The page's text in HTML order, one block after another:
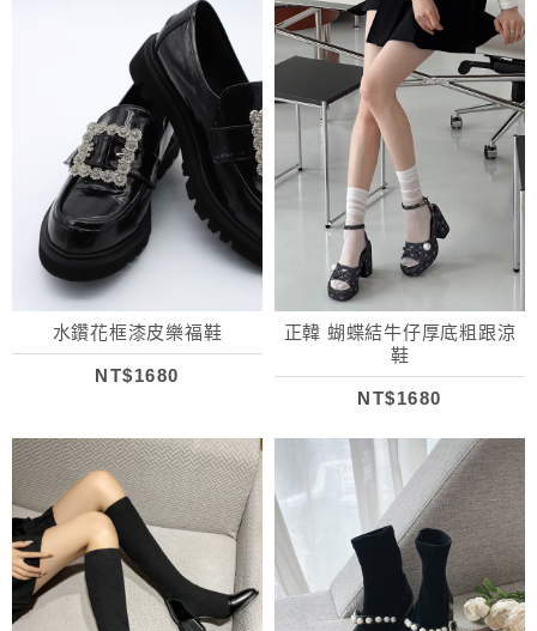
水鑽花框漆皮樂福鞋
NT$1680
正韓 蝴蝶結牛仔厚底粗跟涼
鞋
NT$1680